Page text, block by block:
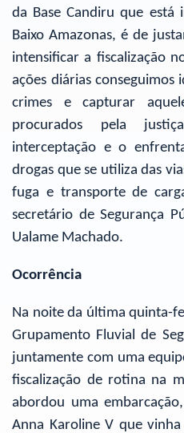
da Base Candiru que está
Baixo Amazonas, é de
intensificar a fiscalização
ações diárias conseguimos
crimes e capturar
procurados pela
interceptação e o
drogas que se utiliza das
fuga e transporte de
secretário de Segurança
Ualame Machado.
Ocorrência
Na noite da última quinta-
Grupamento Fluvial de
juntamente com uma
fiscalização de rotina na
abordou uma
Anna Karoline V que